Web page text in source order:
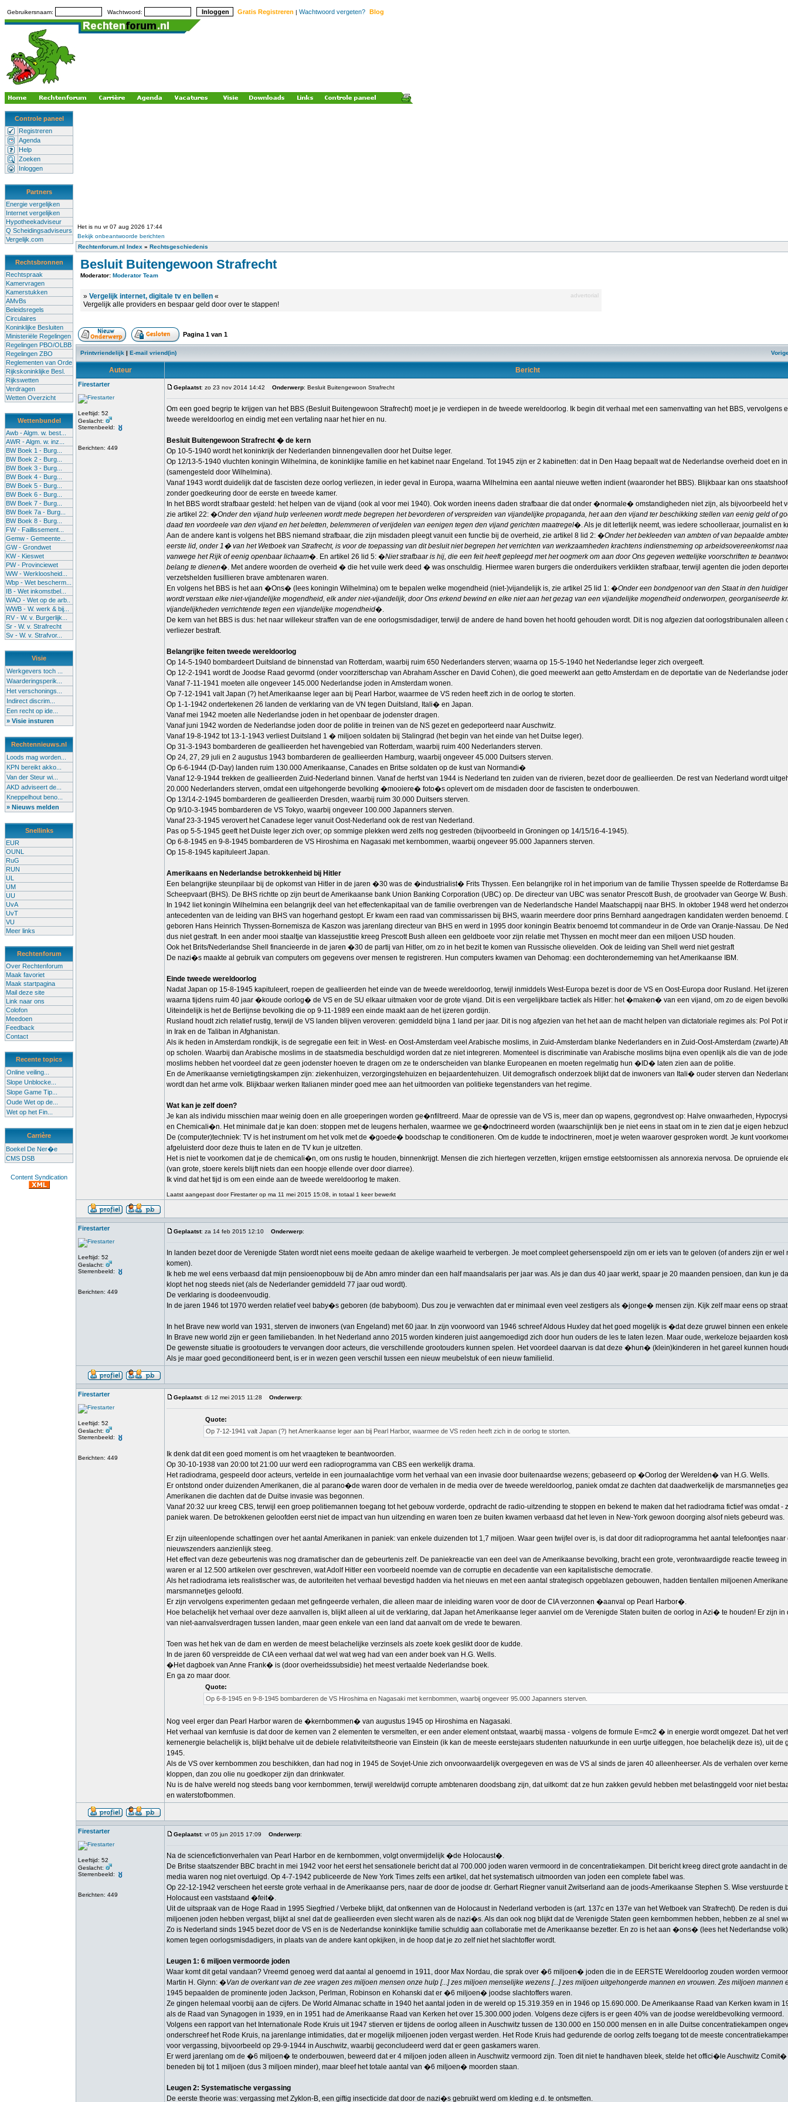
Gebruikersnaam: Wachtwoord: Gratis Registreren | Wachtwoord vergeten? Blog
Controle paneel
Registreren
Agenda
Help
Zoeken
Inloggen
Partners
Energie vergelijken
Internet vergelijken
Hypotheekadviseur
Q Scheidingsadviseurs
Vergelijk.com
Rechtsbronnen
Rechtspraak
Kamervragen
Kamerstukken
AMvBs
Beleidsregels
Circulaires
Koninklijke Besluiten
Ministeriële Regelingen
Regelingen PBO/OLBB
Regelingen ZBO
Reglementen van Orde
Rijkskoninklijke Besl.
Rijkswetten
Verdragen
Wetten Overzicht
Wettenbundel
Awb - Algm. w. best...
AWR - Algm. w. inz...
BW Boek 1 - Burg...
BW Boek 2 - Burg...
BW Boek 3 - Burg...
BW Boek 4 - Burg...
BW Boek 5 - Burg...
BW Boek 6 - Burg...
BW Boek 7 - Burg...
BW Boek 7a - Burg...
BW Boek 8 - Burg...
FW - Faillissement...
Gemw - Gemeente...
GW - Grondwet
KW - Kieswet
PW - Provinciewet
WW - Werkloosheid...
Wbp - Wet bescherm...
IB - Wet inkomstbel...
WAO - Wet op de arb..
WWB - W. werk & bij...
RV - W. v. Burgerlijk...
Sr - W. v. Strafrecht
Sv - W. v. Strafvor...
Visie
Werkgevers toch ...
Waarderingsperik...
Het verschonings...
Indirect discrim...
Een recht op ide...
» Visie insturen
Rechtennieuws.nl
Loods mag worden...
KPN bereikt akko...
Van der Steur wi...
AKD adviseert de...
Kneppelhout beno...
» Nieuws melden
Snellinks
EUR
OUNL
RuG
RUN
UL
UM
UU
UvA
UvT
VU
Meer links
Rechtenforum
Over Rechtenforum
Maak favoriet
Maak startpagina
Mail deze site
Link naar ons
Colofon
Meedoen
Feedback
Contact
Recente topics
Online veiling...
Slope Unblocke...
Slope Game Tip...
Oude Wet op de...
Wet op het Fin...
Carrière
Boekel De Ner�e
CMS DSB
Content Syndication
Het is nu vr 07 aug 2026 17:44
Bekijk onbeantwoorde berichten
Rechtenforum.nl Index » Rechtsgeschiedenis
Besluit Buitengewoon Strafrecht
Moderator: Moderator Team
» Vergelijk internet, digitale tv en bellen « advertorial
Vergelijk alle providers en bespaar geld door over te stappen!
Pagina 1 van 1
Printvriendelijk | E-mail vriend(in)
Auteur Bericht
Firestarter
Leeftijd: 52
Geslacht:
Sterrenbeeld:
Berichten: 449
Geplaatst: zo 23 nov 2014 14:42 Onderwerp: Besluit Buitengewoon Strafrecht
Om een goed begrip te krijgen van het BBS (Besluit Buitengewoon Strafrecht) moet je je verdiepen in de tweede wereldoorlog. Ik begin dit verhaal met een samenvatting van het BBS, vervolgens
tweede wereldoorlog en eindig met een vertaling naar het hier en nu.
Besluit Buitengewoon Strafrecht � de kern
Op 10-5-1940 wordt het koninkrijk der Nederlanden binnengevallen door het Duitse leger.
Op 12/13-5-1940 vluchten koningin Wilhelmina, de koninklijke familie en het kabinet naar Engeland. Tot 1945 zijn er 2 kabinetten: dat in Den Haag bepaalt wat de Nederlandse overheid doet en
(samengesteld door Wilhelmina).
Vanaf 1943 wordt duidelijk dat de fascisten deze oorlog verliezen, in ieder geval in Europa, waarna Wilhelmina een aantal nieuwe wetten indient (waaronder het BBS). Blijkbaar kan ons
zonder goedkeuring door de eerste en tweede kamer.
In het BBS wordt strafbaar gesteld: het helpen van de vijand (ook al voor mei 1940). Ook worden ineens daden strafbaar die dat onder �normale� omstandigheden niet zijn, als bijvoorbeeld het
zie artikel 22: �Onder den vijand hulp verleenen wordt mede begrepen het bevorderen of verspreiden van vijandelijke propaganda, het aan den vijand ter beschikking stellen van eenig geld of
daad ten voordeele van den vijand en het beletten, belemmeren of verijdelen van eenigen tegen den vijand gerichten maatregel�. Als je dit letterlijk neemt, was iedere schoolleraar, journalist en
Aan de andere kant is volgens het BBS niemand strafbaar, die zijn misdaden pleegt vanuit een functie bij de overheid, zie artikel 8 lid 2: �Onder het bekleeden van ambten of van bepaalde
eerste lid, onder 1� van het Wetboek van Strafrecht, is voor de toepassing van dit besluit niet begrepen het verrichten van werkzaamheden krachtens indienstneming op arbeidsovereenkomst
vanwege het Rijk of eenig openbaar lichaam�. En artikel 26 lid 5: �Niet strafbaar is hij, die een feit heeft gepleegd met het oogmerk om aan door Ons gegeven wettelijke voorschriften te
belang te dienen�. Met andere woorden de overheid � die het vuile werk deed � was onschuldig. Hiermee waren burgers die onderduikers verklikten strafbaar, terwijl agenten die joden
verzetshelden fusillieren brave ambtenaren waren.
En volgens het BBS is het aan �Ons� (lees koningin Wilhelmina) om te bepalen welke mogendheid (niet-)vijandelijk is, zie artikel 25 lid 1: �Onder een bondgenoot van den Staat in den
wordt verstaan elke niet-vijandelijke mogendheid, elk ander niet-vijandelijk, door Ons erkend bewind en elke niet aan het gezag van een vijandelijke mogendheid onderworpen, georganiseerde
vijandelijkheden verrichtende tegen een vijandelijke mogendheid�.
De kern van het BBS is dus: het naar willekeur straffen van de ene oorlogsmisdadiger, terwijl de andere de hand boven het hoofd gehouden wordt. Dit is nog afgezien dat oorlogstribunalen alleen
verliezer bestraft.
Belangrijke feiten tweede wereldoorlog
Op 14-5-1940 bombardeert Duitsland de binnenstad van Rotterdam, waarbij ruim 650 Nederlanders sterven; waarna op 15-5-1940 het Nederlandse leger zich overgeeft.
Op 12-2-1941 wordt de Joodse Raad gevormd (onder voorzitterschap van Abraham Asscher en David Cohen), die goed meewerkt aan getto Amsterdam en de deportatie van de Nederlandse
Vanaf 7-11-1941 moeten alle ongeveer 145.000 Nederlandse joden in Amsterdam wonen.
Op 7-12-1941 valt Japan (?) het Amerikaanse leger aan bij Pearl Harbor, waarmee de VS reden heeft zich in de oorlog te storten.
Op 1-1-1942 ondertekenen 26 landen de verklaring van de VN tegen Duitsland, Itali� en Japan.
Vanaf mei 1942 moeten alle Nederlandse joden in het openbaar de jodenster dragen.
Vanaf juni 1942 worden de Nederlandse joden door de politie in treinen van de NS gezet en gedeporteerd naar Auschwitz.
Vanaf 19-8-1942 tot 13-1-1943 verliest Duitsland 1 � miljoen soldaten bij Stalingrad (het begin van het einde van het Duitse leger).
Op 31-3-1943 bombarderen de geallieerden het havengebied van Rotterdam, waarbij ruim 400 Nederlanders sterven.
Op 24, 27, 29 juli en 2 augustus 1943 bombarderen de geallieerden Hamburg, waarbij ongeveer 45.000 Duitsers sterven.
Op 6-6-1944 (D-Day) landen ruim 130.000 Amerikaanse, Canades en Britse soldaten op de kust van Normandi�
Vanaf 12-9-1944 trekken de geallieerden Zuid-Nederland binnen. Vanaf de herfst van 1944 is Nederland ten zuiden van de rivieren, bezet door de geallieerden. De rest van Nederland wordt
20.000 Nederlanders sterven, omdat een uitgehongerde bevolking �mooiere� foto�s oplevert om de misdaden door de fascisten te onderbouwen.
Op 13/14-2-1945 bombarderen de geallieerden Dresden, waarbij ruim 30.000 Duitsers sterven.
Op 9/10-3-1945 bombarderen de VS Tokyo, waarbij ongeveer 100.000 Japanners sterven.
Vanaf 23-3-1945 verovert het Canadese leger vanuit Oost-Nederland ook de rest van Nederland.
Pas op 5-5-1945 geeft het Duiste leger zich over; op sommige plekken werd zelfs nog gestreden (bijvoorbeeld in Groningen op 14/15/16-4-1945).
Op 6-8-1945 en 9-8-1945 bombarderen de VS Hiroshima en Nagasaki met kernbommen, waarbij ongeveer 95.000 Japanners sterven.
Op 15-8-1945 kapituleert Japan.
Amerikaans en Nederlandse betrokkenheid bij Hitler
Een belangrijke steunpilaar bij de opkomst van Hitler in de jaren �30 was de �industrialist� Frits Thyssen. Een belangrijke rol in het imporium van de familie Thyssen speelde de Rotterdamse
Scheepvaart (BHS). De BHS richtte op zijn beurt de Amerikaanse bank Union Banking Corporation (UBC) op. De directeur van UBC was senator Prescott Bush, de grootvader van George W. Bush.
In 1942 liet koningin Wilhelmina een belangrijk deel van het effectenkapitaal van de familie overbrengen van de Nederlandsche Handel Maatschappij naar BHS. In oktober 1948 werd het
antecedenten van de leiding van BHS van hogerhand gestopt. Er kwam een raad van commissarissen bij BHS, waarin meerdere door prins Bernhard aangedragen kandidaten werden benoemd.
geboren Hans Heinrich Thyssen-Bornemisza de Kaszon was jarenlang directeur van BHS en werd in 1995 door koningin Beatrix benoemd tot commandeur in de Orde van Oranje-Nassau. De
dus niet gestraft. In een ander mooi staaltje van klassejustitie kreeg Prescott Bush alleen een geldboete voor zijn relatie met Thyssen en mocht meer dan een miljoen USD houden.
Ook het Brits/Nederlandse Shell financieerde in de jaren �30 de partij van Hitler, om zo in het bezit te komen van Russische olievelden. Ook de leiding van Shell werd niet gestraft
De nazi�s maakte al gebruik van computers om gegevens over mensen te registreren. Hun computers kwamen van Dehomag: een dochteronderneming van het Amerikaanse IBM.
Einde tweede wereldoorlog
Nadat Japan op 15-8-1945 kapituleert, roepen de geallieerden het einde van de tweede wereldoorlog, terwijl inmiddels West-Europa bezet is door de VS en Oost-Europa door Rusland. Het
waarna tijdens ruim 40 jaar �koude oorlog� de VS en de SU elkaar uitmaken voor de grote vijand. Dit is een vergelijkbare tactiek als Hitler: het �maken� van een vijand, om zo de eigen
Uiteindelijk is het de Berlijnse bevolking die op 9-11-1989 een einde maakt aan de het ijzeren gordijn.
Rusland houdt zich relatief rustig, terwijl de VS landen blijven veroveren: gemiddeld bijna 1 land per jaar. Dit is nog afgezien van het het aan de macht helpen van dictatoriale regimes als: Pol Pot
in Irak en de Taliban in Afghanistan.
Als ik heden in Amsterdam rondkijk, is de segregatie een feit: in West- en Oost-Amsterdam veel Arabische moslims, in Zuid-Amsterdam blanke Nederlanders en in Zuid-Oost-Amsterdam (zwarte)
op scholen. Waarbij dan Arabische moslims in de staatsmedia beschuldigd worden dat ze niet integreren. Momenteel is discriminatie van Arabische moslims bijna even openlijk als die van de
moslims hebben het voordeel dat ze geen jodenster hoeven te dragen om ze te onderscheiden van blanke Europeanen en moeten regelmatig hun �ID� laten zien aan de politie.
En de Amerikaanse vernietigtingskampen zijn: ziekenhuizen, verzorgingstehuizen en bejaardentehuizen. Uit demografisch onderzoek blijkt dat de inwoners van Itali� ouder sterven dan
wordt dan het arme volk. Blijkbaar werken Italianen minder goed mee aan het uitmoorden van politieke tegenstanders van het regime.
Wat kan je zelf doen?
Je kan als individu misschien maar weinig doen en alle groeperingen worden ge�nfiltreerd. Maar de opressie van de VS is, meer dan op wapens, gegrondvest op: Halve onwaarheden,
en Chemicali�n. Het minimale dat je kan doen: stoppen met de leugens herhalen, waarmee we ge�ndoctrineerd worden (waarschijnlijk ben je niet eens in staat om in te zien dat je eigen
De (computer)techniek: TV is het instrument om het volk met de �goede� boodschap te conditioneren. Om de kudde te indoctrineren, moet je weten waarover gesproken wordt. Je kunt
afgeluisterd door deze thuis te laten en de TV kun je uitzetten.
Het is niet te voorkomen dat je de chemicali�n, om ons rustig te houden, binnenkrijgt. Mensen die zich hiertegen verzetten, krijgen ernstige eetstoornissen als annorexia nervosa. De opruiende
(van grote, stoere kerels blijft niets dan een hoopje ellende over door diarree).
Ik vind dat het tijd is om een einde aan de tweede wereldoorlog te maken.
Laatst aangepast door Firestarter op ma 11 mei 2015 15:08, in totaal 1 keer bewerkt
Firestarter
Leeftijd: 52
Geslacht:
Sterrenbeeld:
Berichten: 449
Geplaatst: za 14 feb 2015 12:10 Onderwerp:
In landen bezet door de Verenigde Staten wordt niet eens moeite gedaan de akelige waarheid te verbergen. Je moet compleet gehersenspoeld zijn om er iets van te geloven (of anders zijn er
komen).
Ik heb me wel eens verbaasd dat mijn pensioenopbouw bij de Abn amro minder dan een half maandsalaris per jaar was. Als je dan dus 40 jaar werkt, spaar je 20 maanden pensioen, dan kun je
klopt het nog steeds niet (als de Nederlander gemiddeld 77 jaar oud wordt).
De verklaring is doodeenvoudig.
In de jaren 1946 tot 1970 werden relatief veel baby�s geboren (de babyboom). Dus zou je verwachten dat er minimaal even veel zestigers als �jonge� mensen zijn. Kijk zelf maar eens op
In het Brave new world van 1931, sterven de inwoners (van Engeland) met 60 jaar. In zijn voorwoord van 1946 schreef Aldous Huxley dat het goed mogelijk is �dat deze gruwel binnen een
In Brave new world zijn er geen familiebanden. In het Nederland anno 2015 worden kinderen juist aangemoedigd zich door hun ouders de les te laten lezen. Maar oude, werkeloze bejaarden
De gewenste situatie is grootouders te vervangen door acteurs, die verschillende grootouders kunnen spelen. Het voordeel daarvan is dat deze �hun� (klein)kinderen in het gareel kunnen
Als je maar goed geconditioneerd bent, is er in wezen geen verschil tussen een nieuw meubelstuk of een nieuw familielid.
Firestarter
Leeftijd: 52
Geslacht:
Sterrenbeeld:
Berichten: 449
Geplaatst: di 12 mei 2015 11:28 Onderwerp:
Quote:
Op 7-12-1941 valt Japan (?) het Amerikaanse leger aan bij Pearl Harbor, waarmee de VS reden heeft zich in de oorlog te storten.
Ik denk dat dit een goed moment is om het vraagteken te beantwoorden.
Op 30-10-1938 van 20:00 tot 21:00 uur werd een radioprogramma van CBS een werkelijk drama.
Het radiodrama, gespeeld door acteurs, vertelde in een journaalachtige vorm het verhaal van een invasie door buitenaardse wezens; gebaseerd op �Oorlog der Werelden� van H.G. Wells.
Er ontstond onder duizenden Amerikanen, die al parano�de waren door de verhalen in de media over de tweede wereldoorlog, paniek omdat ze dachten dat daadwerkelijk de marsmannetjes
Amerikanen die dachten dat de Duitse invasie was begonnen.
Vanaf 20:32 uur kreeg CBS, terwijl een groep politiemannen toegang tot het gebouw vorderde, opdracht de radio-uitzending te stoppen en bekend te maken dat het radiodrama fictief was omdat -
paniek waren. De betrokkenen geloofden eerst niet de impact van hun uitzending en waren toen ze buiten kwamen verbaasd dat het leven in New-York gewoon doorging alsof niets gebeurd was.
Er zijn uiteenlopende schattingen over het aantal Amerikanen in paniek: van enkele duizenden tot 1,7 miljoen. Waar geen twijfel over is, is dat door dit radioprogramma het aantal telefoontjes
nieuwszenders aanzienlijk steeg.
Het effect van deze gebeurtenis was nog dramatischer dan de gebeurtenis zelf. De paniekreactie van een deel van de Amerikaanse bevolking, bracht een grote, verontwaardigde reactie teweeg
waren er al 12.500 artikelen over geschreven, wat Adolf Hitler een voorbeeld noemde van de corruptie en decadentie van een kapitalistische democratie.
Als het radiodrama iets realistischer was, de autoriteiten het verhaal bevestigd hadden via het nieuws en met een aantal strategisch opgeblazen gebouwen, hadden tientallen miljoenen
marsmannetjes geloofd.
Er zijn vervolgens experimenten gedaan met gefingeerde verhalen, die alleen maar de inleiding waren voor de door de CIA verzonnen �aanval op Pearl Harbor�.
Hoe belachelijk het verhaal over deze aanvallen is, blijkt alleen al uit de verklaring, dat Japan het Amerikaanse leger aanviel om de Verenigde Staten buiten de oorlog in Azi� te houden! Er zijn
van niet-aanvalsverdragen tussen landen, maar geen enkele van een land dat aanvalt om de vrede te bewaren.
Toen was het hek van de dam en werden de meest belachelijke verzinsels als zoete koek geslikt door de kudde.
In de jaren 60 verspreidde de CIA een verhaal dat wel wat weg had van een ander boek van H.G. Wells.
�Het dagboek van Anne Frank� is (door overheidssubsidie) het meest vertaalde Nederlandse boek.
En ga zo maar door.
Quote:
Op 6-8-1945 en 9-8-1945 bombarderen de VS Hiroshima en Nagasaki met kernbommen, waarbij ongeveer 95.000 Japanners sterven.
Nog veel erger dan Pearl Harbor waren de �kernbommen� van augustus 1945 op Hiroshima en Nagasaki.
Het verhaal van kernfusie is dat door de kernen van 2 elementen te versmelten, er een ander element ontstaat, waarbij massa - volgens de formule E=mc2 � in energie wordt omgezet. Dat het
kernenergie belachelijk is, blijkt behalve uit de debiele relativiteitstheorie van Einstein (ik kan de meeste eerstejaars studenten natuurkunde in een uurtje uitleggen, hoe belachelijk deze is), uit de
1945.
Als de VS over kernbommen zou beschikken, dan had nog in 1945 de Sovjet-Unie zich onvoorwaardelijk overgegeven en was de VS al sinds de jaren 40 alleenheerser. Als de verhalen over
kloppen, dan zou olie nu goedkoper zijn dan drinkwater.
Nu is de halve wereld nog steeds bang voor kernbommen, terwijl wereldwijd corrupte ambtenaren doodsbang zijn, dat uitkomt: dat ze hun zakken gevuld hebben met belastinggeld voor niet
en waterstofbommen.
Firestarter
Leeftijd: 52
Geslacht:
Sterrenbeeld:
Berichten: 449
Geplaatst: vr 05 jun 2015 17:09 Onderwerp:
Na de sciencefictionverhalen van Pearl Harbor en de kernbommen, volgt onvermijdelijk �de Holocaust�.
De Britse staatszender BBC bracht in mei 1942 voor het eerst het sensationele bericht dat al 700.000 joden waren vermoord in de concentratiekampen. Dit bericht kreeg direct grote aandacht in
media waren nog niet overtuigd. Op 4-7-1942 publiceerde de New York Times zelfs een artikel, dat het systematisch uitmoorden van joden een complete fabel was.
Op 22-12-1942 verscheen het eerste grote verhaal in de Amerikaanse pers, naar de door de joodse dr. Gerhart Riegner vanuit Zwitserland aan de joods-Amerikaanse Stephen S. Wise verstuurde
Holocaust een vaststaand �feit�.
Uit de uitspraak van de Hoge Raad in 1995 Siegfried / Verbeke blijkt, dat ontkennen van de Holocaust in Nederland verboden is (art. 137c en 137e van het Wetboek van Strafrecht). De reden is
miljoenen joden hebben vergast, blijkt al snel dat de geallieerden even slecht waren als de nazi�s. Als dan ook nog blijkt dat de Verenigde Staten geen kernbommen hebben, hebben ze al snel
Zo is Nederland sinds 1945 bezet door de VS en is de Nederlandse koninklijke familie schuldig aan collaboratie met de Amerikaanse bezetter. En zo is het aan �ons� (lees het Nederlandse
komen tegen oorlogsmisdadigers, in plaats van de andere kant opkijken, in de hoop dat je zo zelf niet het slachtoffer wordt.
Leugen 1: 6 miljoen vermoorde joden
Waar komt dit getal vandaan? Vreemd genoeg werd dat aantal al genoemd in 1911, door Max Nordau, die sprak over �6 miljoen� joden die in de EERSTE Wereldoorlog zouden worden
Martin H. Glynn: �Van de overkant van de zee vragen zes miljoen mensen onze hulp [...] zes miljoen menselijke wezens [...] zes miljoen uitgehongerde mannen en vrouwen. Zes miljoen mannen
1945 bepaalden de prominente joden Jackson, Perlman, Robinson en Kohanski dat er �6 miljoen� joodse slachtoffers waren.
Ze gingen helemaal voorbij aan de cijfers. De World Almanac schatte in 1940 het aantal joden in de wereld op 15.319.359 en in 1946 op 15.690.000. De Amerikaanse Raad van Kerken kwam in
als de Raad van Synagogen in 1939, en in 1951 had de Amerikaanse Raad van Kerken het over 15.300.000 joden. Volgens deze cijfers is er geen 40% van de joodse wereldbevolking vermoord.
Volgens een rapport van het Internationale Rode Kruis uit 1947 stierven er tijdens de oorlog alleen in Auschwitz tussen de 130.000 en 150.000 mensen en in alle Duitse concentratiekampen
onderschreef het Rode Kruis, na jarenlange intimidaties, dat er mogelijk miljoenen joden vergast werden. Het Rode Kruis had gedurende de oorlog zelfs toegang tot de meeste
voor vergassing, bijvoorbeeld op 29-9-1944 in Auschwitz, waarbij geconcludeerd werd dat er geen gaskamers waren.
Er werd jarenlang om de �6 miljoen� te onderbouwen, beweerd dat er 4 miljoen joden alleen in Auschwitz vermoord zijn. Toen dit niet te handhaven bleek, stelde het offici�le Auschwitz
beneden bij tot 1 miljoen (dus 3 miljoen minder), maar bleef het totale aantal van �6 miljoen� moorden staan.
Leugen 2: Systematische vergassing
De eerste theorie was: vergassing met Zyklon-B, een giftig insecticide dat door de nazi�s gebruikt werd om kleding e.d. te ontsmetten.